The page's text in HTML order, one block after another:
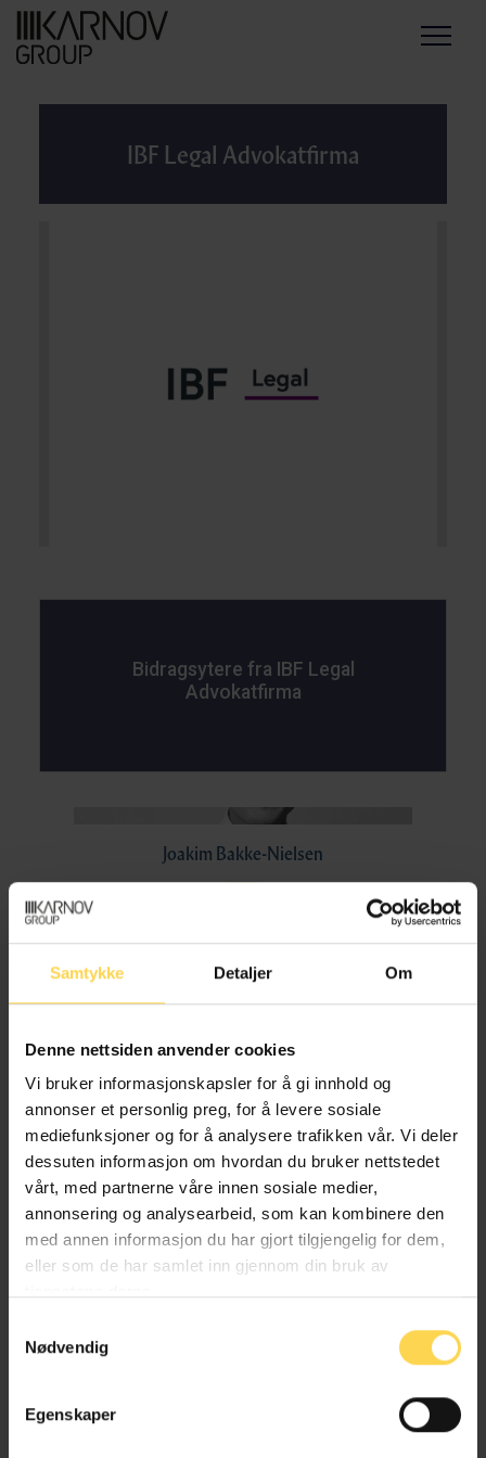
Samtykke Detaljer Om
Denne nettsiden anvender cookies
Vi bruker informasjonskapsler for å gi innhold og
annonser et personlig preg, for å levere sosiale
mediefunksjoner og for å analysere trafikken vår. Vi deler
dessuten informasjon om hvordan du bruker nettstedet
vårt, med partnerne våre innen sosiale medier,
annonsering og analysearbeid, som kan kombinere den
med annen informasjon du har gjort tilgjengelig for dem,
eller som de har samlet inn gjennom din bruk av
Nødvendig
Egenskaper
Menu
IBF Legal Advokatfirma
Bidragsytere fra IBF Legal
Advokatfirma
Joakim Bakke-Nielsen
Managing partner/Advokat/MBA, IBF Legal
Advokatfirma
Alt kommentert regelverk av
forfattere fra IBF Legal Advokatfirma
Finansavtaleloven